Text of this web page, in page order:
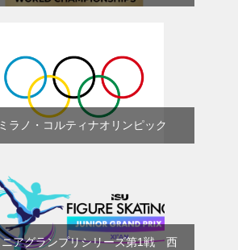
ラノ・コルティナオリンピック
ニアグランプリシリーズ第1戦 西